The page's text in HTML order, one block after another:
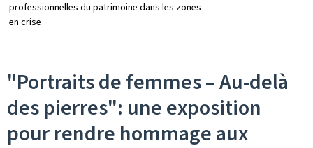
professionnelles du patrimoine dans les zones
en crise
"Portraits de femmes – Au-delà
des pierres": une exposition
pour rendre hommage aux